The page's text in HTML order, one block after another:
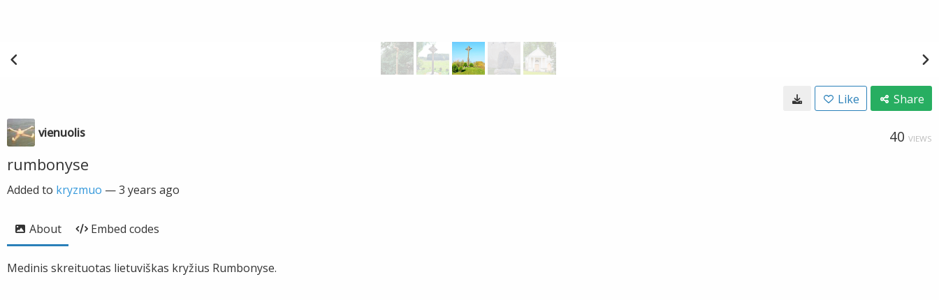
Like Share
vienuolis 40 VIEWS
rumbonyse
Added to kryzmuo —3 years ago
About Embed codes
Medinis skreituotas lietuviškas kryžius Rumbonyse.